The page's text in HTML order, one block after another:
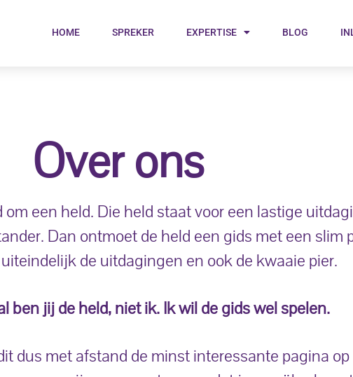
HOME SPREKER EXPERTISE BLOG
Over ons
een held. Die held staat voor een lastige
Dan ontmoet de held een gids met een slim
de uitdagingen en ook de kwaaie pier.
ben jij de held, niet ik. Ik wil de gids wel spelen.
dus met afstand de minst interessante pagina